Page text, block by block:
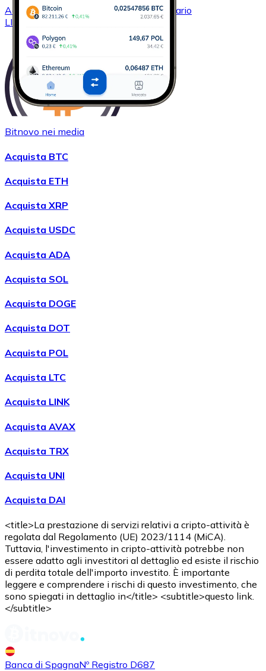
AcquistareChainlink
con bonifico bancario
LINK
AcquistareWrapped Bitcoin
AcquistareAvalanche
AVAX
AcquistareShiba Inu
SHIB
AcquistareUniswapcon bonifico bancario
UNI
Bitnovo nei media
Acquista BTC
Acquista ETH
Acquista XRP
Acquista USDC
Acquista ADA
Acquista SOL
Acquista DOGE
Acquista DOT
Acquista POL
Acquista LTC
Acquista LINK
Acquista AVAX
Acquista TRX
Acquista UNI
Acquista DAI
<title>La prestazione di servizi relativi a cripto-attività è
regolata dal Regolamento (UE) 2023/1114 (MiCA).
Tuttavia, l'investimento in cripto-attività potrebbe non
essere adatto agli investitori al dettaglio ed esiste il rischio
di perdita totale dell'importo investito. È importante
leggere e comprendere i rischi di questo investimento, che
sono spiegati in dettaglio in</title> <subtitle>questo link.
</subtitle>
Banca di SpagnaNº Registro D687